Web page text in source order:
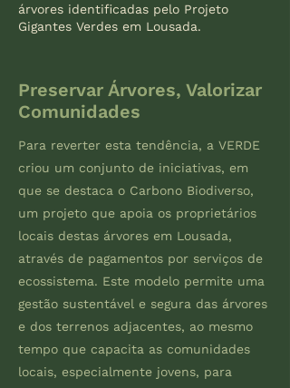
árvores identificadas pelo Projeto
Gigantes Verdes em Lousada.
Preservar Árvores, Valorizar
Comunidades
Para reverter esta tendência, a VERDE
criou um conjunto de iniciativas, em
que se destaca o Carbono Biodiverso,
um projeto que apoia os proprietários
locais destas árvores em Lousada,
através de pagamentos por serviços de
ecossistema. Este modelo permite uma
gestão sustentável e segura das árvores
e dos terrenos adjacentes, ao mesmo
tempo que capacita as comunidades
locais, especialmente jovens, para